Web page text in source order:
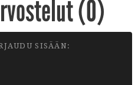
(0)
SISÄÄN: